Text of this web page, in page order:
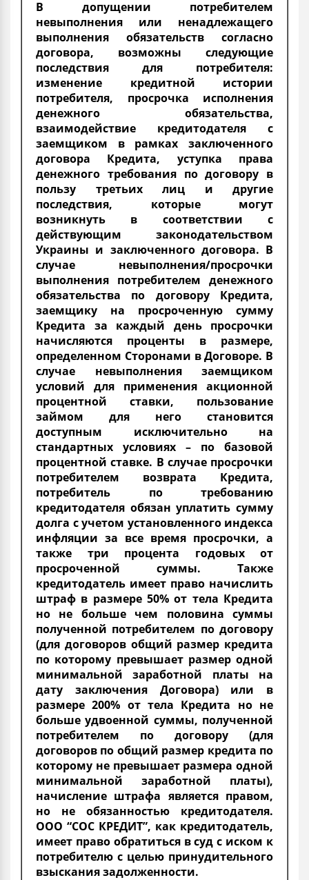
В допущении потребителем
невыполнения или ненадлежащего
выполнения обязательств согласно
договора, возможны следующие
последствия для потребителя:
изменение кредитной истории
потребителя, просрочка исполнения
денежного обязательства,
взаимодействие кредитодателя с
заемщиком в рамках заключенного
договора Кредита, уступка права
денежного требования по договору в
пользу третьих лиц и другие
последствия, которые могут
возникнуть в соответствии с
действующим законодательством
Украины и заключенного договора. В
случае невыполнения/просрочки
выполнения потребителем денежного
обязательства по договору Кредита,
заемщику на просроченную сумму
Кредита за каждый день просрочки
начисляются проценты в размере,
определенном Сторонами в Договоре. В
случае невыполнения заемщиком
условий для применения акционной
процентной ставки, пользование
займом для него становится
доступным исключительно на
стандартных условиях – по базовой
процентной ставке. В случае просрочки
потребителем возврата Кредита,
потребитель по требованию
кредитодателя обязан уплатить сумму
долга с учетом установленного индекса
инфляции за все время просрочки, а
также три процента годовых от
просроченной суммы. Также
кредитодатель имеет право начислить
штраф в размере 50% от тела Кредита
но не больше чем половина суммы
полученной потребителем по договору
(для договоров общий размер кредита
по которому превышает размер одной
минимальной заработной платы на
дату заключения Договора) или в
размере 200% от тела Кредита но не
больше удвоенной суммы, полученной
потребителем по договору (для
договоров по общий размер кредита по
которому не превышает размера одной
минимальной заработной платы),
начисление штрафа является правом,
но не обязанностью кредитодателя.
ООО “СОС КРЕДИТ”, как кредитодатель,
имеет право обратиться в суд с иском к
потребителю с целью принудительного
взыскания задолженности.